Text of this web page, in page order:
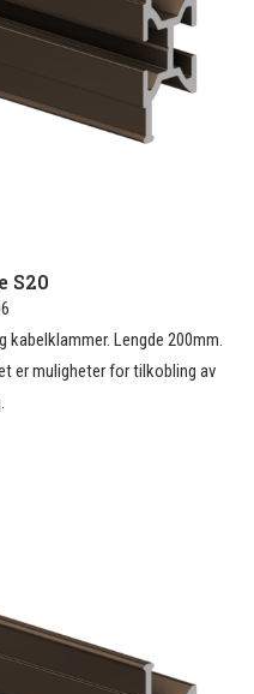
S20
Lengde 200mm.
er muligheter for tilkobling av